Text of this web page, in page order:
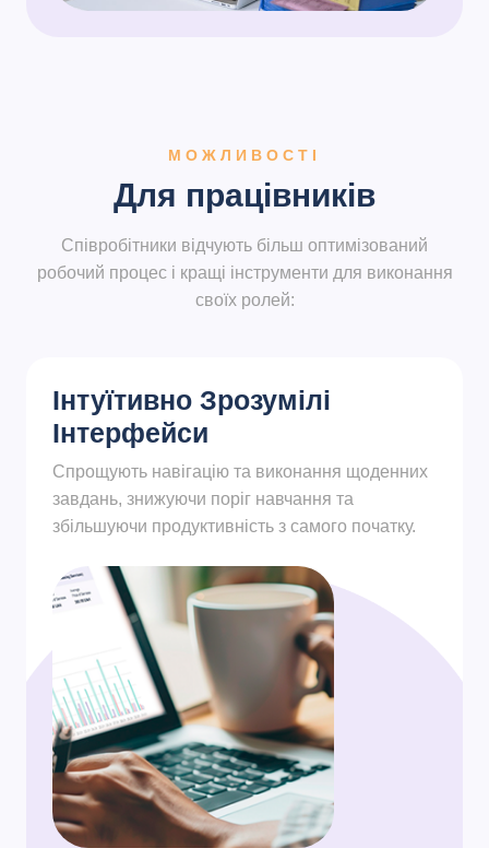
МОЖЛИВОСТІ
Для працівників
Співробітники відчують більш оптимізований
робочий процес і кращі інструменти для виконання
своїх ролей:
Інтуїтивно Зрозумілі
Інтерфейси
Спрощують навігацію та виконання щоденних
завдань, знижуючи поріг навчання та
збільшуючи продуктивність з самого початку.